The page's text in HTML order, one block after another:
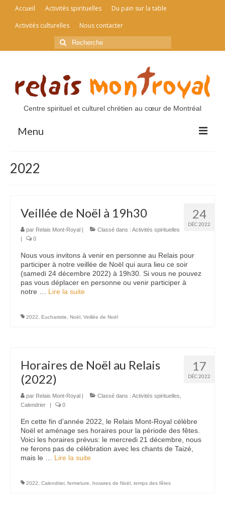
Accueil Activités spirituelles
Du pain sur la table
Activités culturelles
Nous contacter
Rechercher
:
Centre spirituel et culturel chrétien au cœur de Montréal
Menu
Nous contacter
2022
24
DÉC 2022
Veillée de Noël à 19h30
par Relais Mont-Royal | Classé dans : Activités spirituelles
|
0
Nous vous invitons à venir en personne au Relais pour
participer à notre veillée de Noël qui aura lieu ce soir
(samedi 24 décembre 2022) à 19h30. Si vous ne pouvez
pas vous déplacer en personne ou venir participer à
notre … Lire la suite­­
2022 Eucharistie Noël Veillée de Noël
17
DÉC 2022
Horaires de Noël au Relais
(2022)
par Relais Mont-Royal | Classé dans : Activités spirituelles
Calendrier
| 0
En cette fin d’année 2022, le Relais Mont-Royal célèbre
Noël et aménage ses horaires pour la période des fêtes.
Voici les horaires prévus: le mercredi 21 décembre, nous
ne ferons pas de célébration avec les chants de Taizé,
mais le … Lire la suite­­
2022 Calendrier, fermeture horaires de Noël temps des fêtes